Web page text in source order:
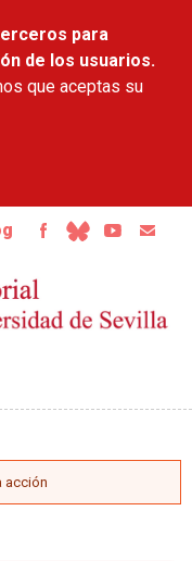
para
de los usuarios.
que aceptas su
acción